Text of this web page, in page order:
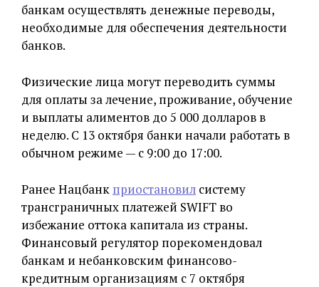
банкам осуществлять денежные переводы,
необходимые для обеспечения деятельности
банков.
Физические лица могут переводить суммы
для оплаты за лечение, проживание, обучение
и выплаты алиментов до 5 000 долларов в
неделю. С 13 октября банки начали работать в
обычном режиме — с 9:00 до 17:00.
Ранее Нацбанк приостановил систему
трансграничных платежей SWIFT во
избежание оттока капитала из страны.
Финансовый регулятор порекомендовал
банкам и небанковским финансово-
кредитным организациям с 7 октября